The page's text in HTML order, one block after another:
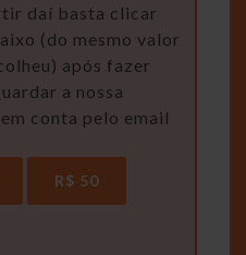
daí basta clicar
(do mesmo valor
após fazer
a nossa
conta pelo email
R$ 50